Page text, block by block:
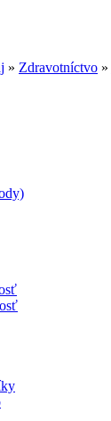
» Zdravotníctvo »